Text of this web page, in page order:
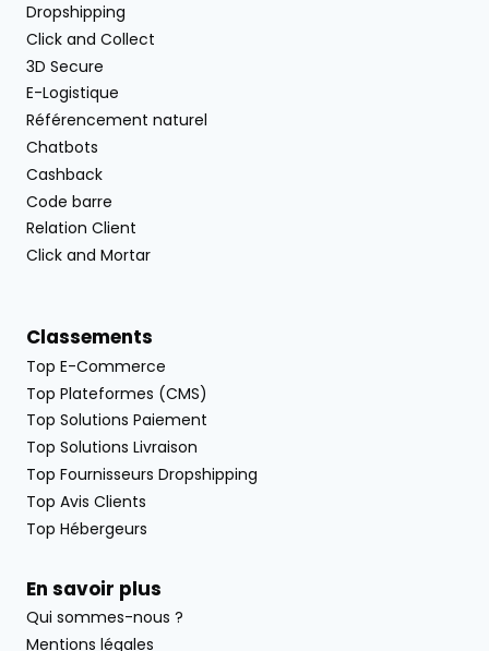
Dropshipping
Click and Collect
3D Secure
E-Logistique
Référencement naturel
Chatbots
Cashback
Code barre
Relation Client
Click and Mortar
Classements
Top E-Commerce
Top Plateformes (CMS)
Top Solutions Paiement
Top Solutions Livraison
Top Fournisseurs Dropshipping
Top Avis Clients
Top Hébergeurs
En savoir plus
Qui sommes-nous ?
Mentions légales